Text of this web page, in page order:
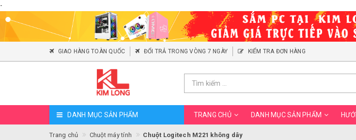
-
GIAO HÀNG TOÀN QUỐC ĐỔI TRẢ TRONG VÒNG 7 NGÀY KIỂM TRA ĐƠN HÀNG
DANH MỤC SẢN PHẨM TRANG CHỦ DANH MỤC SẢN PHẨM
Trang chủ Chuột máy tính Chuột Logitech M221 không dây